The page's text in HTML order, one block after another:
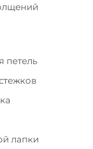
петель
лапки